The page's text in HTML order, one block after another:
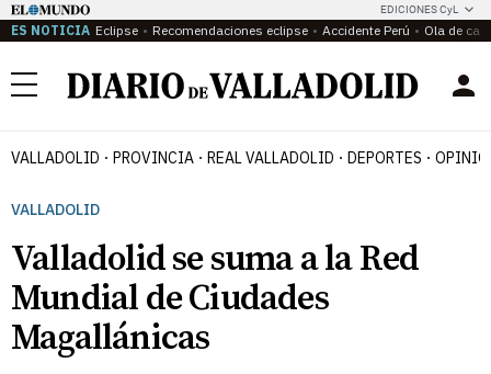
EDICIONES CyL
ES NOTICIA Eclipse Recomendaciones eclipse Accidente Perú Ola de
Menú
VALLADOLID PROVINCIA REAL VALLADOLID DEPORTES
VALLADOLID
Valladolid se suma a la Red
Mundial de Ciudades
Magallánicas